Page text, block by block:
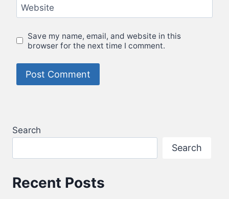
Website
Save my name, email, and website in this
browser for the next time I comment.
Search
Search
Recent Posts